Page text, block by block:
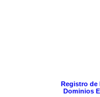
Registro de
Dominios